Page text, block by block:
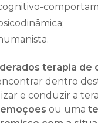
terapia de
dentro
e conduzir a
ou uma